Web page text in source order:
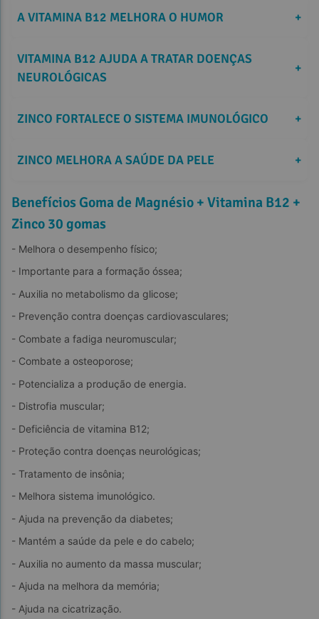
A VITAMINA B12 MELHORA O HUMOR +
VITAMINA B12 AJUDA A TRATAR DOENÇAS
NEUROLÓGICAS
+
ZINCO FORTALECE O SISTEMA IMUNOLÓGICO +
ZINCO MELHORA A SAÚDE DA PELE +
Benefícios Goma de Magnésio + Vitamina B12 +
Zinco 30 gomas
- Melhora o desempenho físico;
- Importante para a formação óssea;
- Auxilia no metabolismo da glicose;
- Prevenção contra doenças cardiovasculares;
- Combate a fadiga neuromuscular;
- Combate a osteoporose;
- Potencializa a produção de energia.
- Distrofia muscular;
- Deficiência de vitamina B12;
- Proteção contra doenças neurológicas;
- Tratamento de insônia;
- Melhora sistema imunológico.
- Ajuda na prevenção da diabetes;
- Mantém a saúde da pele e do cabelo;
- Auxilia no aumento da massa muscular;
- Ajuda na melhora da memória;
- Ajuda na cicatrização.